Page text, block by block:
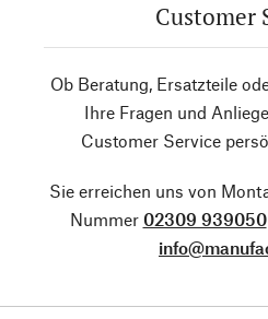
Customer
Ob Beratung, Ersatzteile
Ihre Fragen und
Customer Service
Sie erreichen uns von
Nummer 02309 939050